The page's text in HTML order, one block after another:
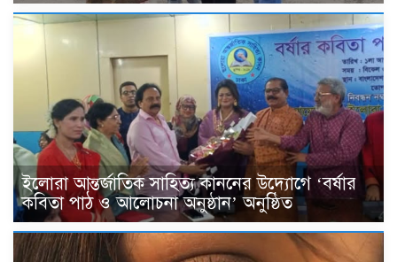
ইলোরা আন্তর্জাতিক সাহিত্য কাননের উদ্যোগে ‘বর্ষার
কবিতা পাঠ ও আলোচনা অনুষ্ঠান’ অনুষ্ঠিত